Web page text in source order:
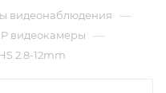
видеонаблюдения —
видеокамеры —
2.8-12mm